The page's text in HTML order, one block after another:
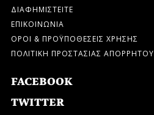
ΔΙΑΦΗΜΙΣΤΕΙΤΕ
ΕΠΙΚΟΙΝΩΝΙΑ
ΟΡΟΙ & ΠΡΟΫΠΟΘΕΣΕΙΣ ΧΡΗΣΗΣ
ΠΟΛΙΤΙΚΗ ΠΡΟΣΤΑΣΙΑΣ ΑΠΟΡΡΗΤΟΥ
FACEBOOK
TWITTER